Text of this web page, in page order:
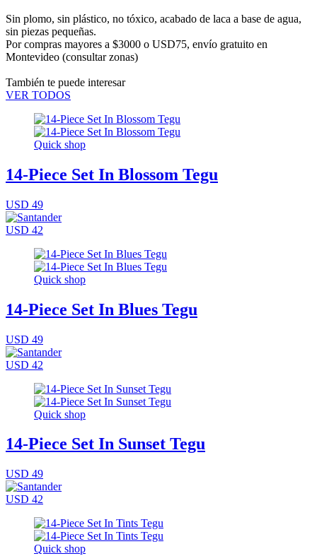
Sin plomo, sin plástico, no tóxico, acabado de laca a base de agua,
sin piezas pequeñas.
Por compras mayores a $3000 o USD75, envío gratuito en
Montevideo (consultar zonas)
También te puede interesar
VER TODOS
Quick shop
14-Piece Set In Blossom Tegu
USD 49
USD 42
Quick shop
14-Piece Set In Blues Tegu
USD 49
USD 42
Quick shop
14-Piece Set In Sunset Tegu
USD 49
USD 42
Quick shop